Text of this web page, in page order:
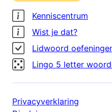
Kenniscentrum
Wist je dat?
Lidwoord
Lingo 5 letter
Privacyverklaring